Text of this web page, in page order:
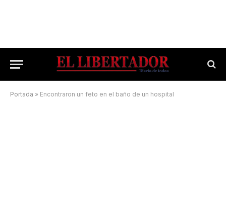
Portada » Encontraron un feto en el baño de un hospital